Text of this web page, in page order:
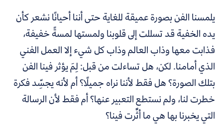
يلمسنا الفن بصورة عميقة للغاية حتى أننا أحيانًا نشعر كأن
يده الخفية قد تسللت إلى قلوبنا ولمستها لمسةً خفيفة،
فذابت معها وذاب العالم وذاب كل شيء إلا العمل الفني
الذي أمامنا. لكن، هل تساءلت من قبل: لِمَ يؤثر فينا الفن
بتلك الصورة؟ هل فقط لأننا نراه جميلًا؟ أم لأنه يجسِّد فكرة
خطرت لنا، ولم نستطع التعبير عنها؟ أم فقط لأن الرسالة
التي يخبرنا بها هي ما أثَّرت فينا؟